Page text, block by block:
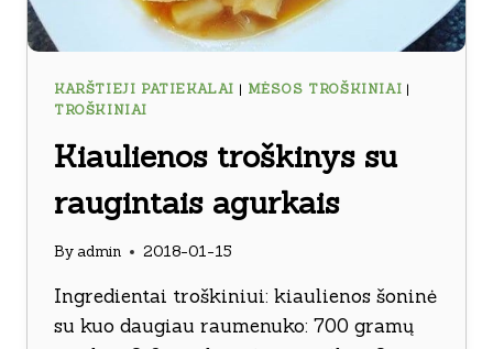
KARŠTIEJI PATIEKALAI | MĖSOS TROŠKINIAI |
TROŠKINIAI
Kiaulienos troškinys su
raugintais agurkais
By admin 2018-01-15
Ingredientai troškiniui: kiaulienos šoninė
su kuo daugiau raumenuko: 700 gramų